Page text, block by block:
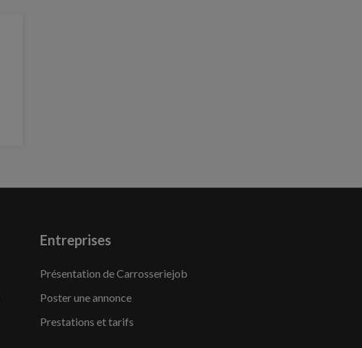
Entreprises
Présentation de Carrosseriejob
Poster une annonce
Prestations et tarifs